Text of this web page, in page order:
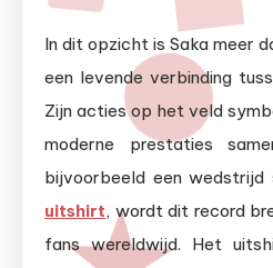
In dit opzicht is Saka meer
een levende verbinding
Zijn acties op het veld
moderne prestaties
bijvoorbeeld een
uitshirt, wordt dit record
fans wereldwijd. Het